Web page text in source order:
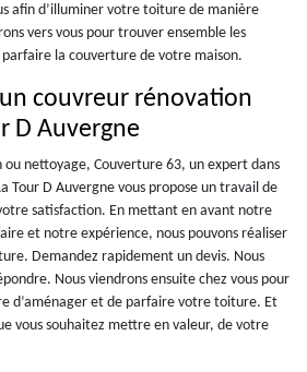
afin d’illuminer votre toiture de manière
vers vous pour trouver ensemble les
la couverture de votre maison.
couvreur rénovation
D Auvergne
nettoyage, Couverture 63, un expert dans
Tour D Auvergne vous propose un travail de
satisfaction. En mettant en avant notre
et notre expérience, nous pouvons réaliser
Demandez rapidement un devis. Nous
Nous viendrons ensuite chez vous pour
d’aménager et de parfaire votre toiture. Et
vous souhaitez mettre en valeur, de votre